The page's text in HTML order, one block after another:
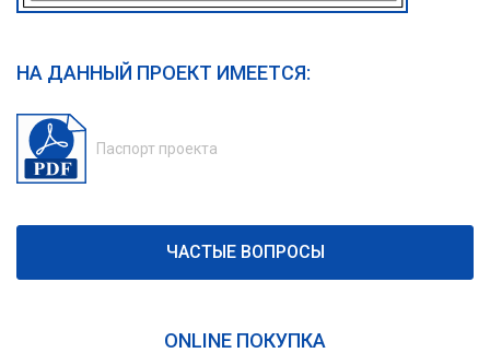
НА ДАННЫЙ ПРОЕКТ ИМЕЕТСЯ:
Паспорт проекта
ЧАСТЫЕ ВОПРОСЫ
ONLINE ПОКУПКА